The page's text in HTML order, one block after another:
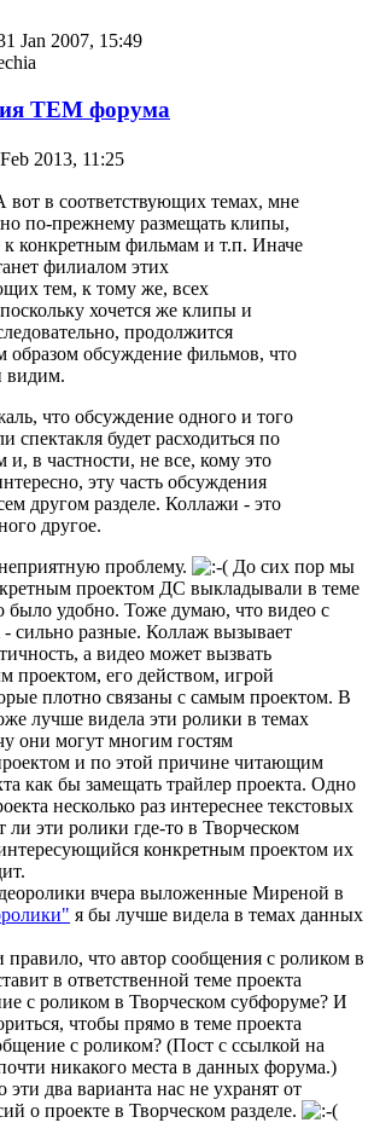
Jan 2007, 15:49
TЕМ форума
2013, 11:25
вот в соответствующих темах, мне
по-прежнему размещать клипы,
к конкретным фильмам и т.п. Иначе
филиалом этих
тем, к тому же, всех
хочется же клипы и
продолжится
образом обсуждение фильмов, что
видим.
что обсуждение одного и того
спектакля будет расходиться по
и, в частности, не все, кому это
эту часть обсуждения
другом разделе. Коллажи - это
другое.
проблему.
До сих пор мы
проектом ДС выкладывали в теме
было удобно. Тоже думаю, что видео с
сильно разные. Коллаж вызывает
а видео может вызвать
проектом, его действом, игрой
плотно связаны с самым проектом. В
лучше видела эти ролики в темах
они могут многим гостям
и по этой причине читающим
как бы замещать трайлер проекта. Одно
несколько раз интереснее текстовых
эти ролики где-то в Творческом
конкретным проектом их
вчера выложенные Миреной в
я бы лучше видела в темах данных
что автор сообщения с роликом в
в ответственной теме проекта
с роликом в Творческом субфоруме? И
чтобы прямо в теме проекта
с роликом? (Пост с ссылкой на
никакого места в данных форума.)
эти два варианта нас не ухранят от
о проекте в Творческом разделе.